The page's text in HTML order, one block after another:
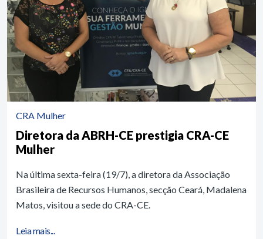
CRA Mulher
Diretora da ABRH-CE prestigia CRA-CE
Mulher
Na última sexta-feira (19/7), a diretora da Associação
Brasileira de Recursos Humanos, secção Ceará, Madalena
Matos, visitou a sede do CRA-CE.
Leia mais...